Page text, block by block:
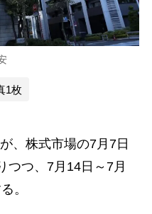
1枚
、株式市場の7月7日
つつ、7月14日～7月
。